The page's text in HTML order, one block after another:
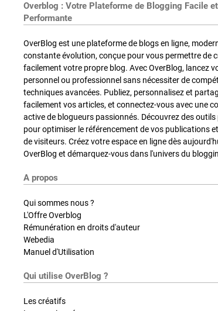
Overblog : Votre Plateforme de Blogging Facile et
Performante
OverBlog est une plateforme de blogs en ligne,
constante évolution, conçue pour vous permettre de
facilement votre propre blog. Avec OverBlog, lancez
personnel ou professionnel sans nécessiter de
techniques avancées. Publiez, personnalisez et
facilement vos articles, et connectez-vous avec une
active de blogueurs passionnés. Découvrez des
pour optimiser le référencement de vos publications
de visiteurs. Créez votre espace en ligne dès
OverBlog et démarquez-vous dans l'univers du
A propos
Qui sommes nous ?
L'Offre Overblog
Rémunération en droits d'auteur
Webedia
Manuel d'Utilisation
Qui utilise OverBlog ?
Les créatifs